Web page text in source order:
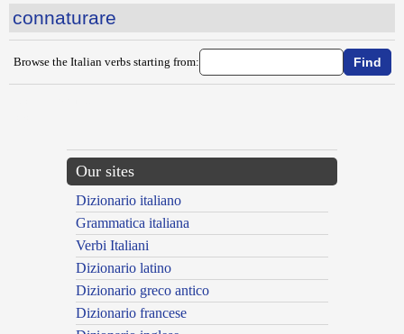
connaturare
Browse the Italian verbs starting from:
Our sites
Dizionario italiano
Grammatica italiana
Verbi Italiani
Dizionario latino
Dizionario greco antico
Dizionario francese